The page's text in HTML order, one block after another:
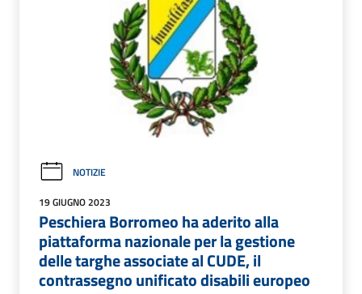
NOTIZIE
19 GIUGNO 2023
Peschiera Borromeo ha aderito alla
piattaforma nazionale per la gestione
delle targhe associate al CUDE, il
contrassegno unificato disabili europeo